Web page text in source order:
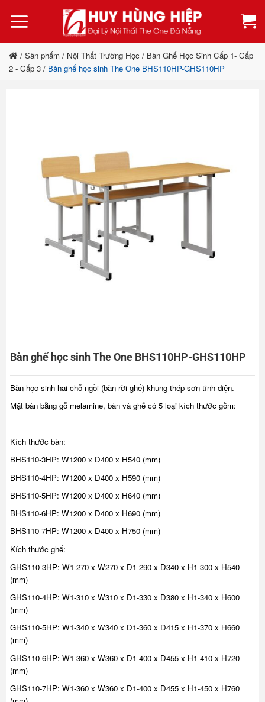
qua
dung
/ Sản phẩm / Nội Thất Trường Học / Bàn Ghế Học Sinh Cấp 1- Cấp
2 - Cấp 3 / Bàn ghế học sinh The One BHS110HP-GHS110HP
Bàn ghế học sinh The One BHS110HP-GHS110HP
Bàn học sinh hai chỗ ngồi (bàn rời ghế) khung thép sơn tĩnh điện.
Mặt bàn bằng gỗ melamine, bàn và ghế có 5 loại kích thước gồm:
Kích thước bàn:
BHS110-3HP: W1200 x D400 x H540 (mm)
BHS110-4HP: W1200 x D400 x H590 (mm)
BHS110-5HP: W1200 x D400 x H640 (mm)
BHS110-6HP: W1200 x D400 x H690 (mm)
BHS110-7HP: W1200 x D400 x H750 (mm)
Kích thước ghế:
GHS110-3HP: W1-270 x W270 x D1-290 x D340 x H1-300 x H540
(mm)
GHS110-4HP: W1-310 x W310 x D1-330 x D380 x H1-340 x H600
(mm)
GHS110-5HP: W1-340 x W340 x D1-360 x D415 x H1-370 x H660
(mm)
GHS110-6HP: W1-360 x W360 x D1-400 x D455 x H1-410 x H720
(mm)
GHS110-7HP: W1-360 x W360 x D1-400 x D455 x H1-450 x H760